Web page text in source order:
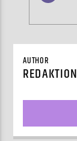
AUTHOR
REDAKTION